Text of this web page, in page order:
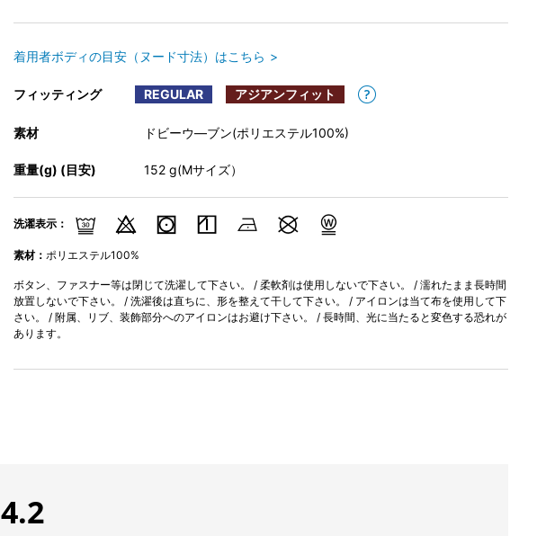
着用者ボディの目安（ヌード寸法）はこちら
フィッティング REGULAR アジアンフィット
素材 ドビーウ―ブン(ポリエステル100%)
重量(g) (目安) 152 g(Mサイズ）
洗濯表示：
素材： ポリエステル100%
ボタン、ファスナー等は閉じて洗濯して下さい。 / 柔軟剤は使用しないで下さい。 / 濡れたまま長時間
放置しないで下さい。 / 洗濯後は直ちに、形を整えて干して下さい。 / アイロンは当て布を使用して下
さい。 / 附属、リブ、装飾部分へのアイロンはお避け下さい。 / 長時間、光に当たると変色する恐れが
あります。
4.2